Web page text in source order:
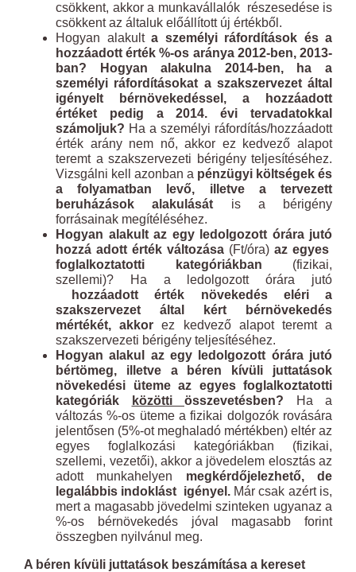
csökkent, akkor a munkavállalók részesedése is
csökkent az általuk előállított új értékből.
Hogyan alakult a személyi ráfordítások és a
hozzáadott érték %-os aránya 2012-ben, 2013-
ban? Hogyan alakulna 2014-ben, ha a
személyi ráfordításokat a szakszervezet által
igényelt bérnövekedéssel, a hozzáadott
értéket pedig a 2014. évi tervadatokkal
számoljuk? Ha a személyi ráfordítás/hozzáadott
érték arány nem nő, akkor ez kedvező alapot
teremt a szakszervezeti bérigény teljesítéséhez.
Vizsgálni kell azonban a pénzügyi költségek és
a folyamatban levő, illetve a tervezett
beruházások alakulását is a bérigény
forrásainak megítéléséhez.
Hogyan alakult az egy ledolgozott órára jutó
hozzá adott érték változása (Ft/óra) az egyes
foglalkoztatotti kategóriákban (fizikai,
szellemi)? Ha a ledolgozott órára jutó
hozzáadott érték növekedés eléri a
szakszervezet által kért bérnövekedés
mértékét, akkorez kedvező alapot teremt a
szakszervezeti bérigény teljesítéséhez.
Hogyan alakul az egy ledolgozott órára jutó
bértömeg, illetve a béren kívüli juttatások
növekedési üteme az egyes foglalkoztatotti
kategóriák
közötti összevetésben? Ha a
változás %-os üteme a fizikai dolgozók rovására
jelentősen (5%-ot meghaladó mértékben) eltér az
egyes foglalkozási kategóriákban (fizikai,
szellemi, vezetői), akkor a jövedelem elosztás az
adott munkahelyen megkérdőjelezhető, de
legalábbis indoklást igényel.Már csak azért is,
mert a magasabb jövedelmi szinteken ugyanaz a
%-os bérnövekedés jóval magasabb forint
összegben nyilvánul meg.
A béren kívüli juttatások beszámítása a kereset